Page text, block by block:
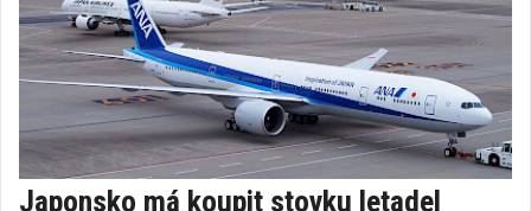
Japonsko má koupit stovku letadel